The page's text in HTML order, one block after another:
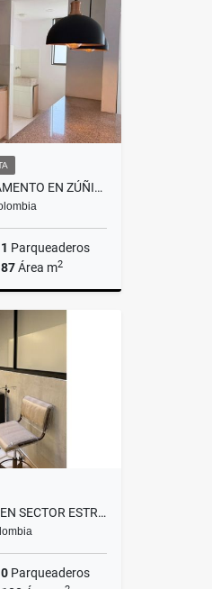
EXCELENTE APARTAMENTO EN ZÚÑIGA | UBICACIÓN ESTRATÉGICA Y SEGURA
1 Parqueaderos
87Área m2
MODERNA OFICINA EN SECTOR ESTRATÉGICO DE LAURELES!
0 Parqueaderos